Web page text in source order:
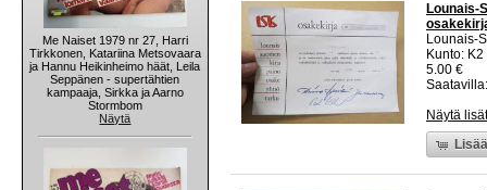
Me Naiset 1979 nr 27, Harri
Tirkkonen, Katariina Metsovaara
ja Hannu Heikinheimo häät, Leila
Seppänen - supertähtien
kampaaja, Sirkka ja Aarno
Stormbom
Näytä
Lounais-
Lounais-
Kunto:
5.00 €
Näytä